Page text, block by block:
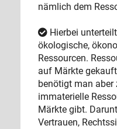
nämlich dem
Hierbei
ökologische,
Ressourcen.
auf Märkte
benötigt man
immaterielle
Märkte gibt.
Vertrauen,